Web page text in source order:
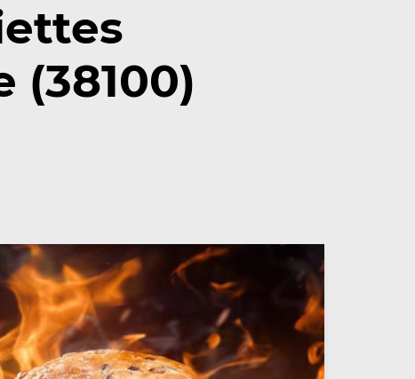
(38100)